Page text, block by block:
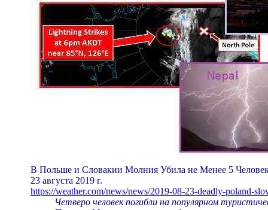
В Польше и Словакии Молния Убила не Менее 5
23 августа 2019 г.
https://weather.com/news/news/2019-08-23-deadly-poland-
Четверо человек погибли на популярном